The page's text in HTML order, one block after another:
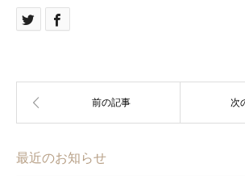
最近のお知らせ